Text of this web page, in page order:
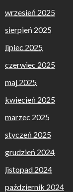
wrzesień 2025
sierpień 2025
lipiec 2025
czerwiec 2025
maj 2025
kwiecień 2025
marzec 2025
styczeń 2025
grudzień 2024
listopad 2024
październik 2024